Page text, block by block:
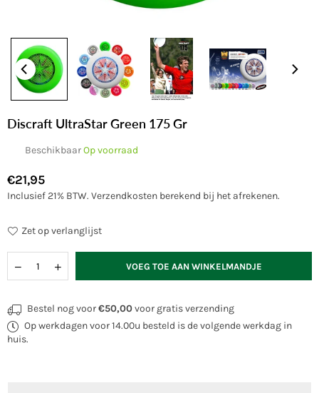
Discraft UltraStar Green 175 Gr
BeschikbaarOp voorraad
Normale
prijs
€21,95
Inclusief 21% BTW. Verzendkosten berekend bij het afrekenen.
Zet op verlanglijst
VOEG TOE AAN WINKELMANDJE
Bestel nog voor€50,00voor gratis verzending
Op werkdagen voor 14.00u besteld is de volgende werkdag in
huis.